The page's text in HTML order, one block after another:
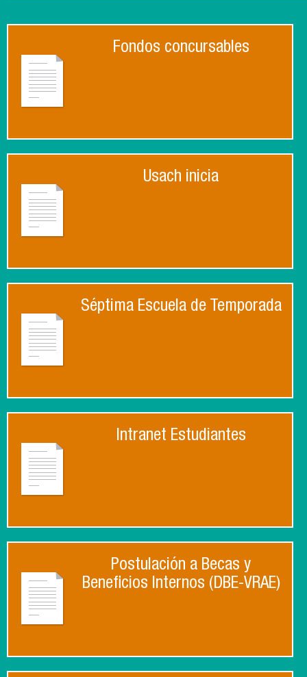
Fondos concursables
Usach inicia
Séptima Escuela de Temporada
Intranet Estudiantes
Postulación a Becas y
Beneficios Internos (DBE-VRAE)